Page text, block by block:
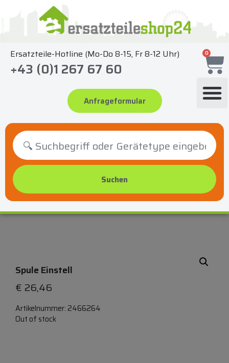
springen
Ersatzteile-Hotline (Mo-Do 8-15, Fr 8-12 Uhr)
+43 (0)1 267 67 60
Anfrageformular
0
Spule Einstell
€ 26,46
Artikelnummer: 2466264
Out of stock